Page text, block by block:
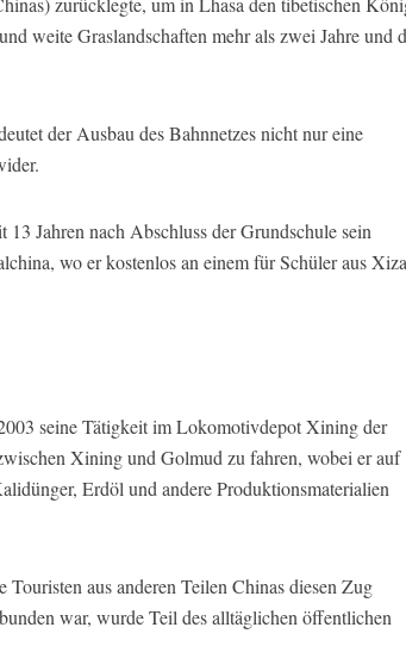
weite Graslandschaften mehr als zwei Jahre und
der Ausbau des Bahnnetzes nicht nur eine
Jahren nach Abschluss der Grundschule sein
wo er kostenlos an einem für Schüler aus
seine Tätigkeit im Lokomotivdepot Xining der
Xining und Golmud zu fahren, wobei er auf
Erdöl und andere Produktionsmaterialien
aus anderen Teilen Chinas diesen Zug
war, wurde Teil des alltäglichen öffentlichen